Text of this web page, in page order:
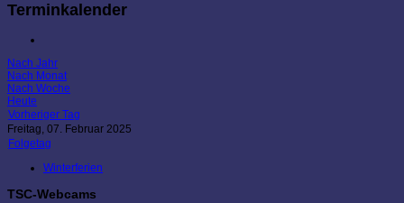
Terminkalender
Nach Jahr
Nach Monat
Nach Woche
Heute
Vorheriger Tag
Freitag, 07. Februar 2025
Folgetag
Winterferien
TSC-Webcams